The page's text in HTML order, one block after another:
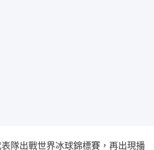
隊出戰世界冰球錦標賽，再出現播